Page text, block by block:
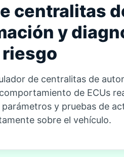
centralitas
y
de centralitas de
de ECUs
y pruebas de
sobre el vehículo.